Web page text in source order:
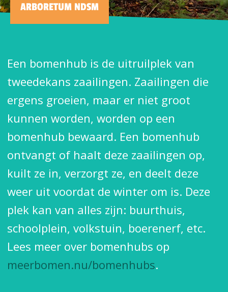
ARBORETUM NDSM
Een bomenhub is de uitruilplek van
tweedekans zaailingen. Zaailingen die
ergens groeien, maar er niet groot
kunnen worden, worden op een
bomenhub bewaard. Een bomenhub
ontvangt of haalt deze zaailingen op,
kuilt ze in, verzorgt ze, en deelt deze
weer uit voordat de winter om is. Deze
plek kan van alles zijn: buurthuis,
schoolplein, volkstuin, boerenerf, etc.
Lees meer over bomenhubs op
meerbomen.nu/bomenhubs.